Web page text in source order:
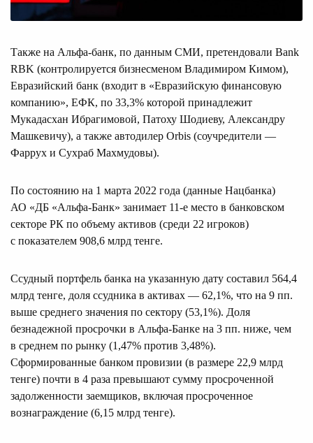
Также на Альфа-банк, по данным СМИ, претендовали Bank
RBK (контролируется бизнесменом Владимиром Кимом),
Евразийский банк (входит в «Евразийскую финансовую
компанию», ЕФК, по 33,3% которой принадлежит
Мукадасхан Ибрагимовой, Патоху Шодиеву, Александру
Машкевичу), а также автодилер Orbis (соучредители —
Фаррух и Сухраб Махмудовы).
По состоянию на 1 марта 2022 года (данные Нацбанка)
АО «ДБ «Альфа-Банк» занимает 11-е место в банковском
секторе РК по объему активов (среди 22 игроков)
с показателем 908,6 млрд тенге.
Ссудный портфель банка на указанную дату составил 564,4
млрд тенге, доля ссудника в активах — 62,1%, что на 9 пп.
выше среднего значения по сектору (53,1%). Доля
безнадежной просрочки в Альфа-Банке на 3 пп. ниже, чем
в среднем по рынку (1,47% против 3,48%).
Сформированные банком провизии (в размере 22,9 млрд
тенге) почти в 4 раза превышают сумму просроченной
задолженности заемщиков, включая просроченное
вознаграждение (6,15 млрд тенге).